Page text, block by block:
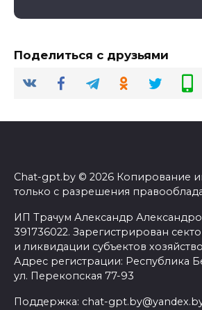
Поделиться с друзьями
Chat-gpt.by © 2026 Копирование
только с разрешения
ИП Трачум Александр
391736022. Зарегистрирован
и ликвидации субъектов
Адрес регистрации: Республика
ул. Перекопская 77-93
Поддержка: chat-